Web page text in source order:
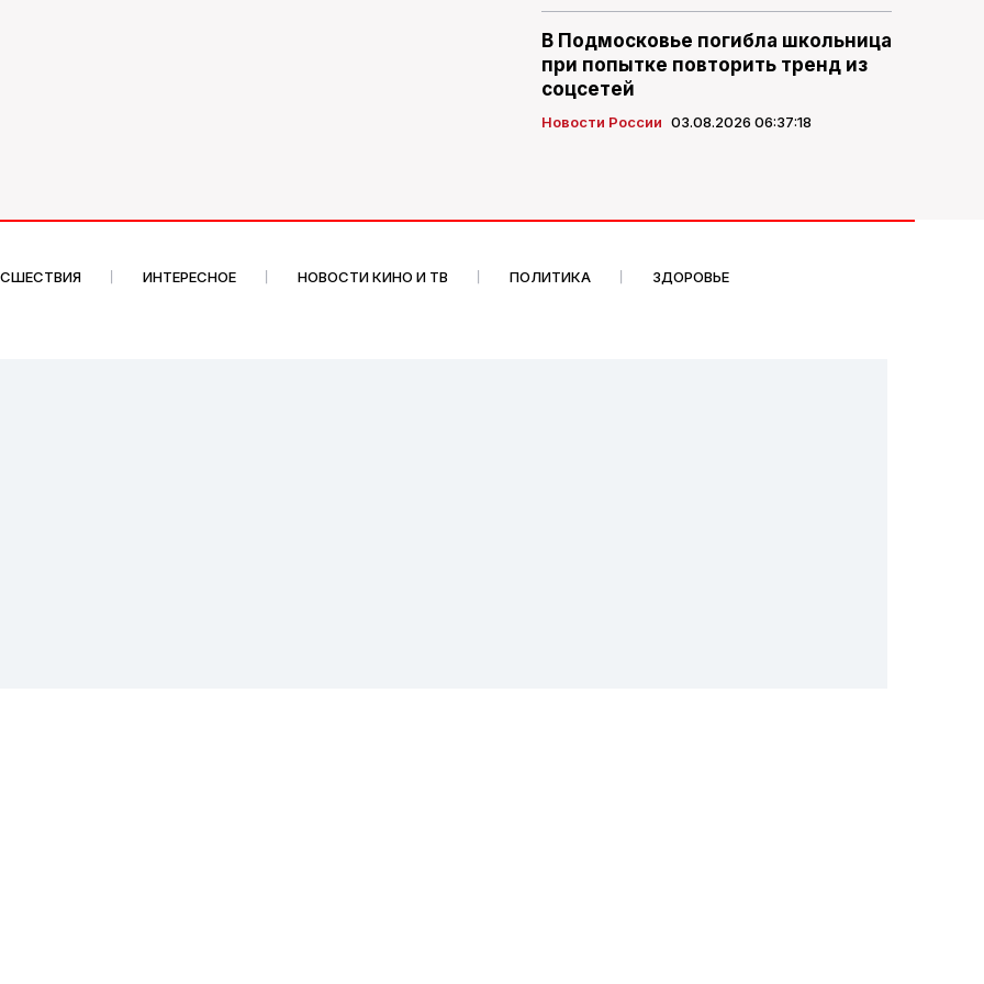
В Подмосковье погибла школьница
при попытке повторить тренд из
соцсетей
Новости России 03.08.2026 06:37:18
ИНТЕРЕСНОЕ НОВОСТИ КИНО И ТВ ПОЛИТИКА ЗДОРОВЬЕ